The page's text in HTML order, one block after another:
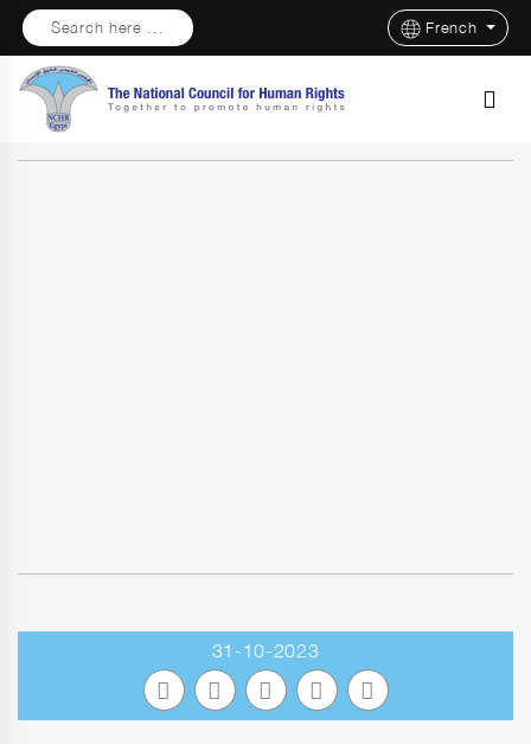
Search here ... French
31-10-2023